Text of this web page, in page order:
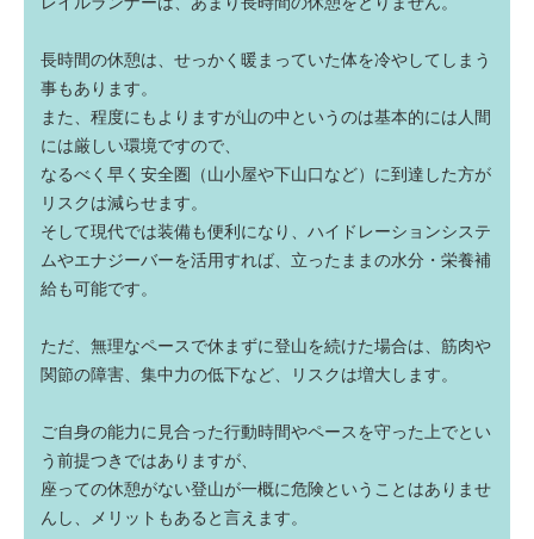
長時間の休憩は、せっかく暖まっていた体を冷やしてしまう
事もあります。
また、程度にもよりますが山の中というのは基本的には人間
には厳しい環境ですので、
なるべく早く安全圏（山小屋や下山口など）に到達した方が
リスクは減らせます。
そして現代では装備も便利になり、ハイドレーションシステ
ムやエナジーバーを活用すれば、立ったままの水分・栄養補
給も可能です。
ただ、無理なペースで休まずに登山を続けた場合は、筋肉や
関節の障害、集中力の低下など、リスクは増大します。
ご自身の能力に見合った行動時間やペースを守った上でとい
う前提つきではありますが、
座っての休憩がない登山が一概に危険ということはありませ
んし、メリットもあると言えます。